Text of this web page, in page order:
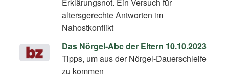
Erklärungsnot. Ein Versuch für
altersgerechte Antworten im
Nahostkonflikt
Das Nörgel-Abc der Eltern 10.10.2023
Tipps, um aus der Nörgel-Dauerschleife
zu kommen